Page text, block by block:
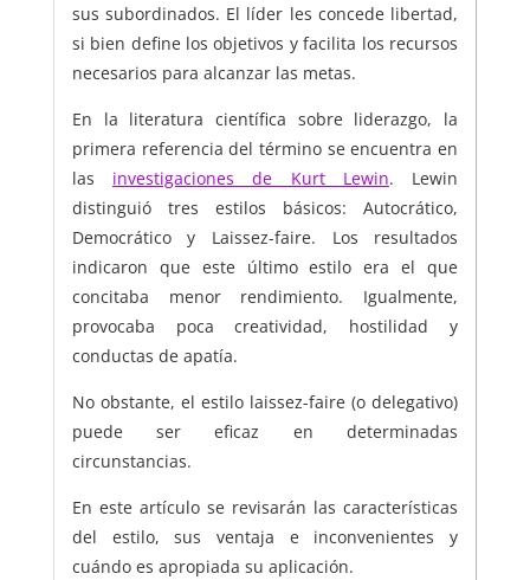
sus subordinados. El líder les concede libertad,
si bien define los objetivos y facilita los recursos
necesarios para alcanzar las metas.
En la literatura científica sobre liderazgo, la
primera referencia del término se encuentra en
las investigaciones de Kurt Lewin. Lewin
distinguió tres estilos básicos: Autocrático,
Democrático y Laissez-faire. Los resultados
indicaron que este último estilo era el que
concitaba menor rendimiento. Igualmente,
provocaba poca creatividad, hostilidad y
conductas de apatía.
No obstante, el estilo laissez-faire (o delegativo)
puede ser eficaz en determinadas
circunstancias.
En este artículo se revisarán las características
del estilo, sus ventaja e inconvenientes y
cuándo es apropiada su aplicación.